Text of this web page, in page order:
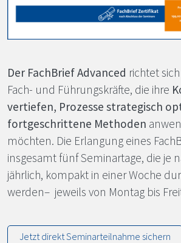
Der FachBrief Advanced richtet
Fach- und Führungskräfte, die ihre
vertiefen, Prozesse strategisch
fortgeschrittene Methoden
möchten. Die Erlangung eines
insgesamt fünf Seminartage, die je
jährlich, kompakt in einer Woche
werden– jeweils von Montag bis
Jetzt direkt Seminarteilnahme sichern